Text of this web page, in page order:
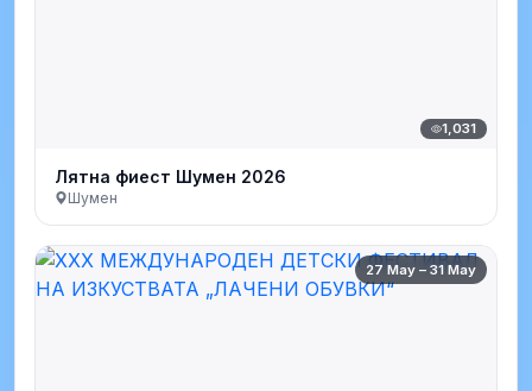
1,031
Лятна фиест Шумен 2026
Шумен
27 May – 31 May